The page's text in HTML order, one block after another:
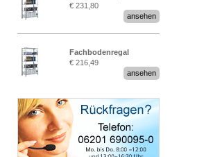
Stecksystem MultiPlus
€ 231,80
ansehen
Fachbodenregal
Stecksystem MultiPlus
€ 216,49
ansehen